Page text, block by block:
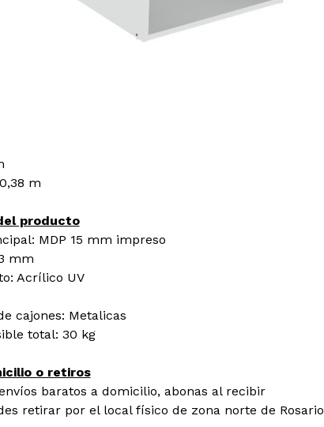
m
producto
MDP 15 mm impreso
mm
Acrílico UV
cajones: Metalicas
total: 30 kg
o retiros
baratos a domicilio, abonas al recibir
retirar por el local físico de zona norte de Rosario